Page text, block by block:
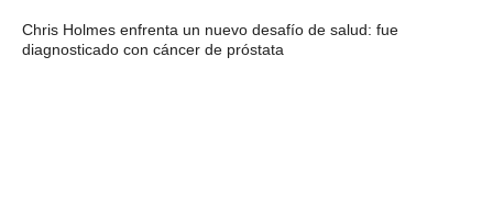
Chris Holmes enfrenta un nuevo desafío de salud: fue
diagnosticado con cáncer de próstata